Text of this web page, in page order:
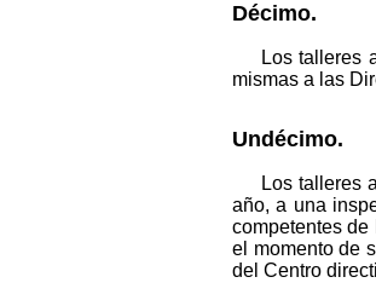
Décimo.
Los talleres
mismas a las
Undécimo.
Los talleres
año, a una
competentes
el momento de
del Centro